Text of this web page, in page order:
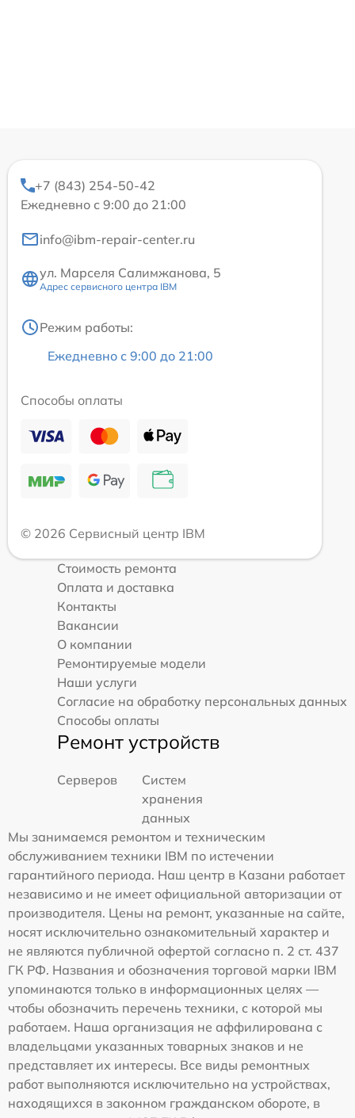
+7 (843) 254-50-42
Ежедневно с 9:00 до 21:00
info@ibm-repair-center.ru
ул. Марселя Салимжанова, 5
Адрес сервисного центра IBM
Режим работы:
Ежедневно с 9:00 до 21:00
Способы оплаты
© 2026 Сервисный центр IBM
Стоимость ремонта
Оплата и доставка
Контакты
Вакансии
О компании
Ремонтируемые модели
Наши услуги
Согласие на обработку персональных данных
Способы оплаты
Ремонт устройств
Серверов
Систем
хранения
данных
Мы занимаемся ремонтом и техническим
обслуживанием техники IBM по истечении
гарантийного периода. Наш центр в Казани работает
независимо и не имеет официальной авторизации от
производителя. Цены на ремонт, указанные на сайте,
носят исключительно ознакомительный характер и
не являются публичной офертой согласно п. 2 ст. 437
ГК РФ. Названия и обозначения торговой марки IBM
упоминаются только в информационных целях —
чтобы обозначить перечень техники, с которой мы
работаем. Наша организация не аффилирована с
владельцами указанных товарных знаков и не
представляет их интересы. Все виды ремонтных
работ выполняются исключительно на устройствах,
находящихся в законном гражданском обороте, в